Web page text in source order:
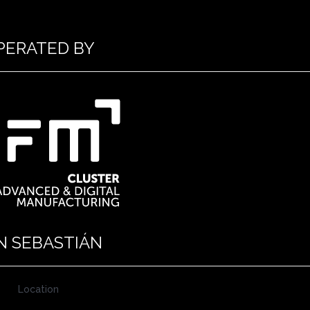
BY
SEBASTIÁN
Location